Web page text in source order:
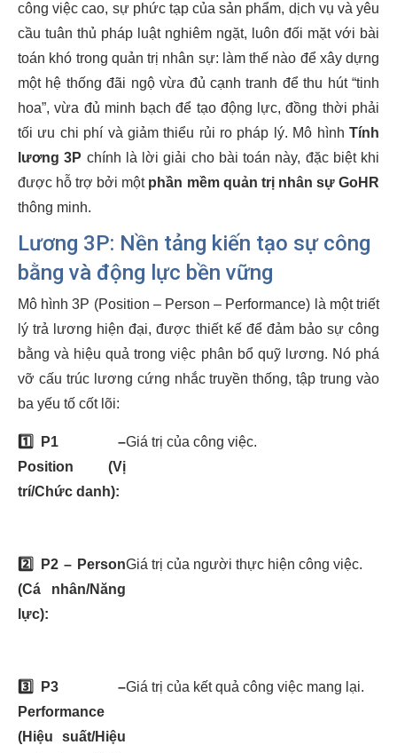
công việc cao, sự phức tạp của sản phẩm, dịch vụ và yêu
cầu tuân thủ pháp luật nghiêm ngặt, luôn đối mặt với bài
toán khó trong quản trị nhân sự: làm thế nào để xây dựng
một hệ thống đãi ngộ vừa đủ cạnh tranh để thu hút “tinh
hoa”, vừa đủ minh bạch để tạo động lực, đồng thời phải
tối ưu chi phí và giảm thiểu rủi ro pháp lý. Mô hình Tính
lương 3P chính là lời giải cho bài toán này, đặc biệt khi
được hỗ trợ bởi một phần mềm quản trị nhân sự GoHR
thông minh.
Lương 3P: Nền tảng kiến tạo sự công
bằng và động lực bền vững
Mô hình 3P (Position – Person – Performance) là một triết
lý trả lương hiện đại, được thiết kế để đảm bảo sự công
bằng và hiệu quả trong việc phân bổ quỹ lương. Nó phá
vỡ cấu trúc lương cứng nhắc truyền thống, tập trung vào
ba yếu tố cốt lõi:
1️⃣
P1 –
Position (Vị
trí/Chức danh):
Giá trị của công việc.
2️⃣
P2 – Person
(Cá nhân/Năng
lực):
Giá trị của người thực hiện công việc.
3️⃣
P3 –
Performance
(Hiệu suất/Hiệu
Giá trị của kết quả công việc mang lại.